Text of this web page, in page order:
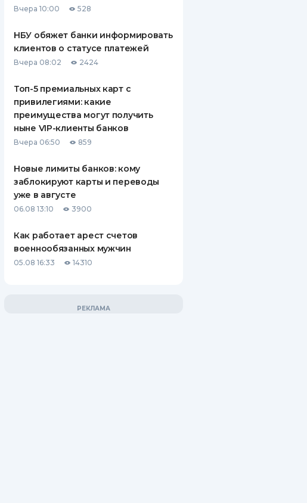
СТРАХОВАНИЮ
ВСЕ СТРАХОВЫЕ ПОЛИСЫ
ОТЗЫВЫ О СТРАХОВЫХ
КОМПАНИЯХ
Вчера 10:00 528
НБУ обяжет банки информировать
клиентов о статусе платежей
Вчера 08:02 2424
Топ-5 премиальных карт с
привилегиями: какие
преимущества могут получить
ныне VIP-клиенты банков
Вчера 06:50 859
Новые лимиты банков: кому
заблокируют карты и переводы
уже в августе
06.08 13:10 3900
Как работает арест счетов
военнообязанных мужчин
05.08 16:33 14310